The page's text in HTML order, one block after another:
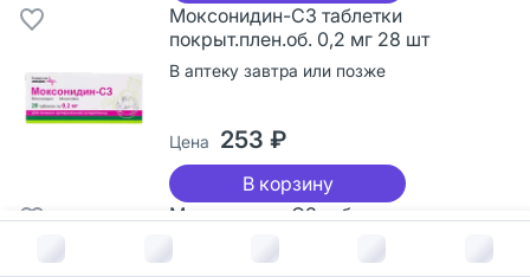
В корзину за
Моксонидин-СЗ таблетки
покрыт.плен.об. 0,2 мг 28 шт
В аптеку завтра или позже
Цена 253 ₽
В корзину
Моксонидин-СЗ таблетки
покрыт.плен.об. 0,4 мг 28 шт
В аптеку завтра или позже